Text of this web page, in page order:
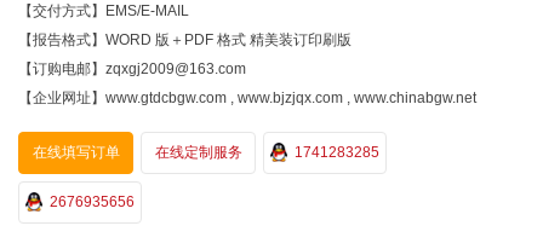
【交付方式】EMS/E-MAIL
【报告格式】WORD 版＋PDF 格式 精美装订印刷版
【订购电邮】zqxgj2009@163.com
【企业网址】www.gtdcbgw.com , www.bjzjqx.com , www.chinabgw.net
在线填写订单 在线定制服务 1741283285
2676935656